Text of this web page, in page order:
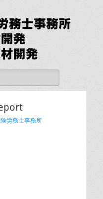
瀬社会保険労務士
事務所 社労士法人
人材開発
労務士事務所